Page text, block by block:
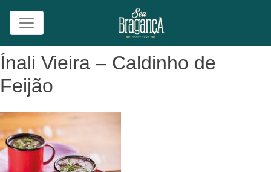
Skip
content
Ínali Vieira – Caldinho de
Feijão